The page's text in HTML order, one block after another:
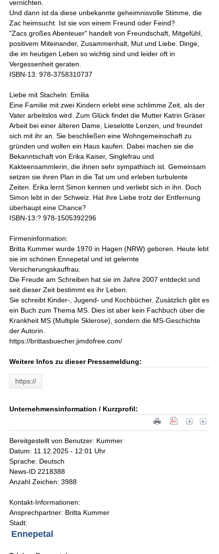
vernichten.
Und dann ist da diese unbekannte geheimnisvolle Stimme, die
Zac heimsucht. Ist sie von einem Freund oder Feind?
"Zacs großes Abenteuer" handelt von Freundschaft, Mitgefühl,
positivem Miteinander, Zusammenhalt, Mut und Liebe. Dinge,
die im heutigen Leben so wichtig sind und leider oft in
Vergessenheit geraten.
ISBN-13: 978-3758310737
Liebe mit Stacheln: Emilia
Eine Familie mit zwei Kindern erlebt eine schlimme Zeit, als der
Vater arbeitslos wird. Zum Glück findet die Mutter Katrin Gräser
Arbeit bei einer älteren Dame, Lieselotte Lenzen, und freundet
sich mit ihr an. Sie beschließen eine Wohngemeinschaft zu
gründen und wollen ein Haus kaufen. Dabei machen sie die
Bekanntschaft von Erika Kaiser, Singlefrau und
Kakteensammlerin, die ihnen sehr sympathisch ist. Gemeinsam
setzen sie ihren Plan in die Tat um und erleben turbulente
Zeiten. Erika lernt Simon kennen und verliebt sich in ihn. Doch
Simon lebt in der Schweiz. Hat ihre Liebe trotz der Entfernung
überhaupt eine Chance?
ISBN-13:? 978-1505392296
Firmeninformation:
Britta Kummer wurde 1970 in Hagen (NRW) geboren. Heute lebt
sie im schönen Ennepetal und ist gelernte
Versicherungskauffrau.
Die Freude am Schreiben hat sie im Jahre 2007 entdeckt und
seit dieser Zeit bestimmt es ihr Leben.
Sie schreibt Kinder-, Jugend- und Kochbücher. Zusätzlich gibt es
ein Buch zum Thema MS. Dies ist aber kein Fachbuch über die
Krankheit MS (Multiple Sklerose), sondern die MS-Geschichte
der Autorin.
https://brittasbuecher.jimdofree.com/
Weitere Infos zu dieser Pressemeldung:
https://
Unternehmensinformation / Kurzprofil:
Bereitgestellt von Benutzer: Kummer
Datum: 11.12.2025 - 12:01 Uhr
Sprache: Deutsch
News-ID 2218388
Anzahl Zeichen: 3988
Kontakt-Informationen:
Ansprechpartner: Britta Kummer
Stadt:
Ennepetal